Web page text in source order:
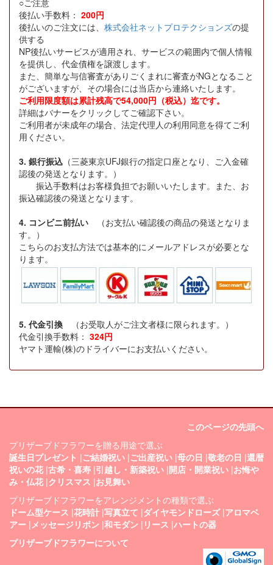
後払い手数料： 200円
後払いのご注文には、 株式会社ネットプロテクションズの提
供する
NP後払いサービスが適用され、サービスの範囲内で個人情報
を提供し、代金債権を譲渡します。
また、簡単な与信審査がありごくまれに審査がNGとなること
がございますが、その場合には当店から連絡いたします。
ご利用限度額は累計残高で54,000円（税込）迄です。
詳細はバナーをクリックしてご確認下さい。
ご利用者が未成年の場合、法定代理人の利用同意を得てご利
用ください。
3. 銀行振込 （三菱東京UFJ銀行の指定口座となり、ご入金確
認後の発送となります。）
振込手数料はお客様負担でお願いいたします。また、お
振込確認後の発送となります。
4. コンビニ前払い （お支払い確認後の商品の発送となりま
す。）
こちらのお支払方法では基本的にメールアドレスが必要とな
ります。
5. 代金引換 （お受取人がご注文者様に限られます。）
代金引換手数料： 324円
ヤマト運輸(株)のドライバーにお支払いください。
このページの先頭へ
プリザーブドフラワーを贈る用途で選ぶ
誕生日プレゼント |ご結婚祝い |ご出産祝い |母の日 |敬老の日 |還暦
祝いの花 |古希・喜寿 |引越し・新築祝い |開店・開業祝い |お悔や
み・仏花 |クリスマス |お見舞い
プリザーブドフラワーをアレンジメントの種類で選ぶ
ドーム型ケース |花時計 |写真立て |ダイヤモンドローズ|アロマベ
アー |メッセージリボン |和モダン | リース |ハートの器
プリザーブドフラワーについて